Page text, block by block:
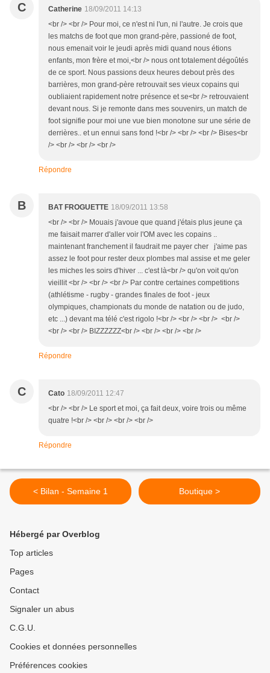
C Catherine 18/09/2011 14:13
<br /> <br /> Pour moi, ce n'est ni l'un, ni l'autre. Je crois que
les matchs de foot que mon grand-père, passioné de foot,
nous emenait voir le jeudi après midi quand nous étions
enfants, mon frère et moi,<br /> nous ont totalement dégoûtés
de ce sport. Nous passions deux heures debout près des
barrières, mon grand-père retrouvait ses vieux copains qui
oubliaient rapidement notre présence et se<br /> retrouvaient
devant nous. Si je remonte dans mes souvenirs, un match de
foot signifie pour moi une vue bien monotone sur une série de
derrières.. et un ennui sans fond !<br /> <br /> <br /> Bises<br
/> <br /> <br /> <br />
Répondre
B BAT FROGUETTE 18/09/2011 13:58
<br /> <br /> Mouais j'avoue que quand j'étais plus jeune ça
me faisait marrer d'aller voir l'OM avec les copains ..
maintenant franchement il faudrait me payer cher j'aime pas
assez le foot pour rester deux plombes mal assise et me geler
les miches les soirs d'hiver ... c'est là<br /> qu'on voit qu'on
vieillit <br /> <br /> <br /> Par contre certaines competitions
(athlétisme - rugby - grandes finales de foot - jeux
olympiques, championats du monde de natation ou de judo,
etc ...) devant ma télé c'est rigolo !<br /> <br /> <br /> <br />
<br /> <br /> BIZZZZZZ<br /> <br /> <br /> <br />
Répondre
C Cato 18/09/2011 12:47
<br /> <br /> Le sport et moi, ça fait deux, voire trois ou même
quatre !<br /> <br /> <br /> <br />
Répondre
< Bilan - Semaine 1 Boutique >
Hébergé par Overblog
Top articles
Pages
Contact
Signaler un abus
C.G.U.
Cookies et données personnelles
Préférences cookies